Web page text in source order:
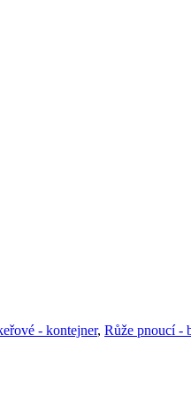
- kontejner, Růže pnoucí -